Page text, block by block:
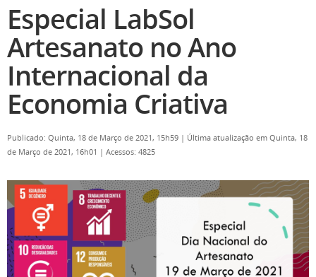
Especial LabSol
Artesanato no Ano
Internacional da
Economia Criativa
Publicado: Quinta, 18 de Março de 2021, 15h59 | Última atualização em Quinta, 18
de Março de 2021, 16h01 | Acessos: 4825